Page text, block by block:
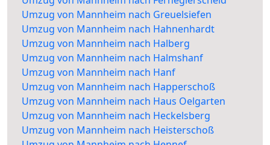
Umzug von Mannheim nach Greuelsiefen
Umzug von Mannheim nach Hahnenhardt
Umzug von Mannheim nach Halberg
Umzug von Mannheim nach Halmshanf
Umzug von Mannheim nach Hanf
Umzug von Mannheim nach Happerschoß
Umzug von Mannheim nach Haus Oelgarten
Umzug von Mannheim nach Heckelsberg
Umzug von Mannheim nach Heisterschoß